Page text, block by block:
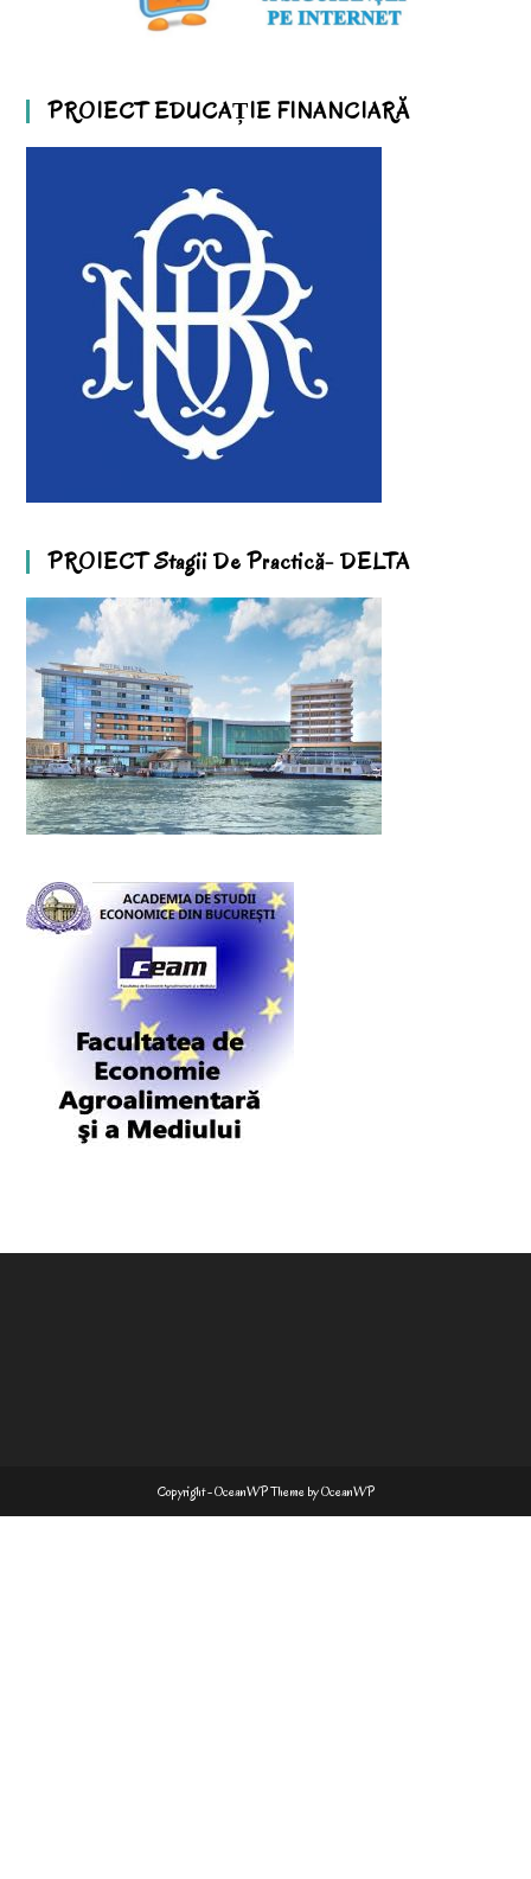
PROIECT EDUCAȚIE FINANCIARĂ
PROIECT Stagii De Practică- DELTA
Copyright - OceanWP Theme by OceanWP